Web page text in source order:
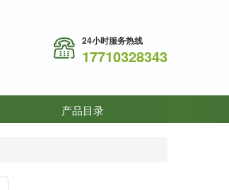
24小时服务热线
17710328343
产品目录